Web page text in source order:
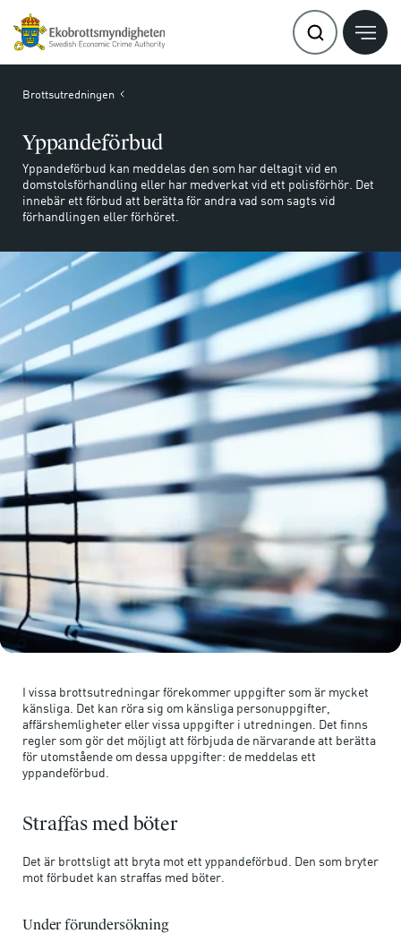
Brottsutredningen
Yppandeförbud
Yppandeförbud kan meddelas den som har deltagit vid en
domstolsförhandling eller har medverkat vid ett polisförhör. Det
innebär ett förbud att berätta för andra vad som sagts vid
förhandlingen eller förhöret.
I vissa brottsutredningar förekommer uppgifter som är mycket
känsliga. Det kan röra sig om känsliga personuppgifter,
affärshemligheter eller vissa uppgifter i utredningen. Det finns
regler som gör det möjligt att förbjuda de närvarande att berätta
för utomstående om dessa uppgifter: de meddelas ett
yppandeförbud.
Straffas med böter
Det är brottsligt att bryta mot ett yppandeförbud. Den som bryter
mot förbudet kan straffas med böter.
Under förundersökning